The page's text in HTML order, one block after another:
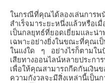
ในกรณีที่คุณได้ลองเล่นการพ
สำเร็จมาระยะหนึ่งแล้วหรือ
เป็นกลยุทธ์ที่ยอดเยี่ยมและน่
เฉพาะอย่างยิ่งในขณะที่คุณเป็
ในแง่ใด
ๆ
อย่างไรก็ตามใ
เสียทางออนไลน์หลายประกา
เพื่อให้คุณสามารถกีดกันเงิน
ความกังวลจะมีสิ่งเหล่านี้เป็น